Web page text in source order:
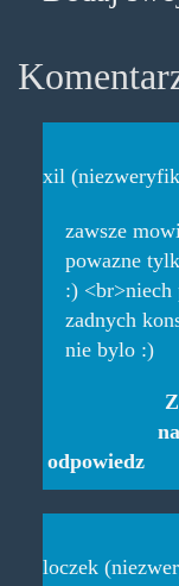
xil
zawsze
powazne
:) <br>niech
zadnych
nie bylo :)
odpowiedz
loczek